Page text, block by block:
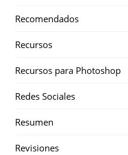
Recomendados
Recursos
Recursos para Photoshop
Redes Sociales
Resumen
Revisiones